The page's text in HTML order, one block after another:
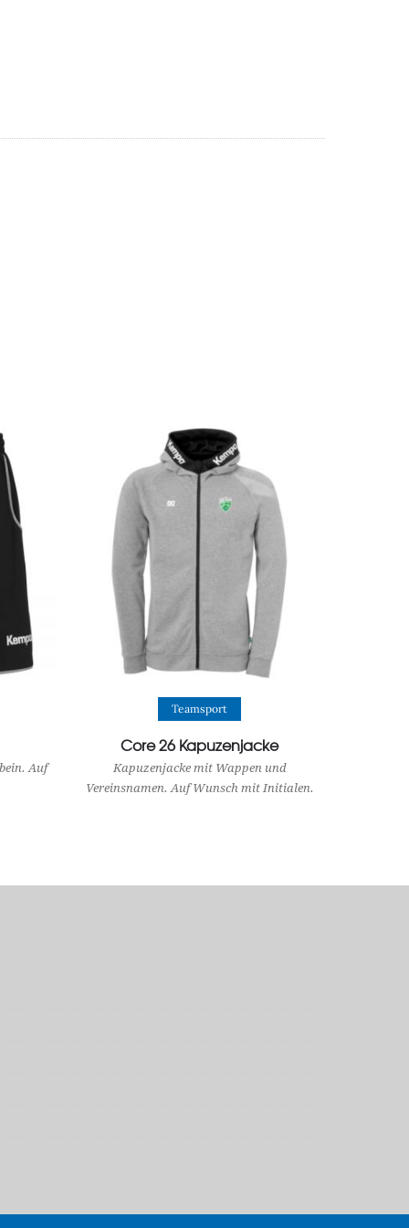
Auf
View Product
Teamsport
Core 26 Kapuzenjacke
Kapuzenjacke mit Wappen und
Vereinsnamen. Auf Wunsch mit Initialen.